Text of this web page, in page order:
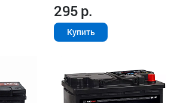
295р.
Купить